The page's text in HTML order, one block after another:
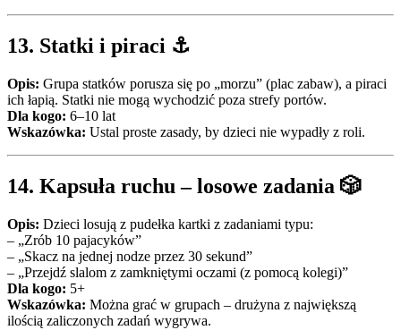
13. Statki i piraci ⚓
Opis: Grupa statków porusza się po „morzu” (plac zabaw), a piraci
ich łapią. Statki nie mogą wychodzić poza strefy portów.
Dla kogo: 6–10 lat
Wskazówka: Ustal proste zasady, by dzieci nie wypadły z roli.
14. Kapsuła ruchu – losowe zadania 🎲
Opis: Dzieci losują z pudełka kartki z zadaniami typu:
– „Zrób 10 pajacyków”
– „Skacz na jednej nodze przez 30 sekund”
– „Przejdź slalom z zamkniętymi oczami (z pomocą kolegi)”
Dla kogo: 5+
Wskazówka: Można grać w grupach – drużyna z największą
ilością zaliczonych zadań wygrywa.